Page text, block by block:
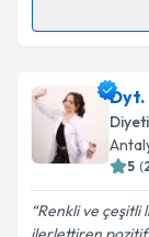
takvim
E-posta
Dyt.
5 (
Renkli ve çeşitli